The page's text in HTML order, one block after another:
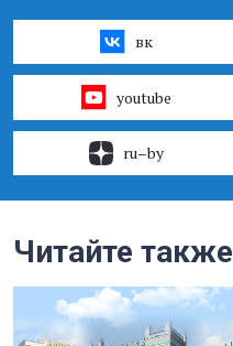
вк
youtube
ru–by
Читайте также